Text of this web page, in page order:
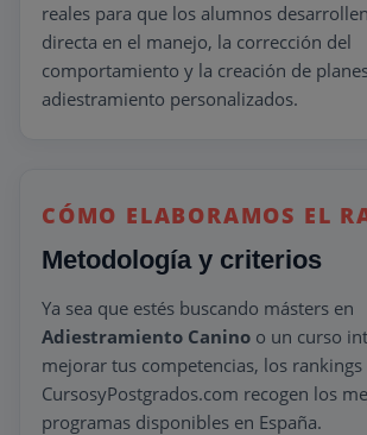
reales para que los alumnos
directa en el manejo, la corrección del
comportamiento y la creación de
adiestramiento personalizados.
CÓMO ELABORAMOS EL
Metodología y criterios
Ya sea que estés buscando másters en
Adiestramiento Canino o un curso
mejorar tus competencias, los rankings
CursosyPostgrados.com recogen los
programas disponibles en España.